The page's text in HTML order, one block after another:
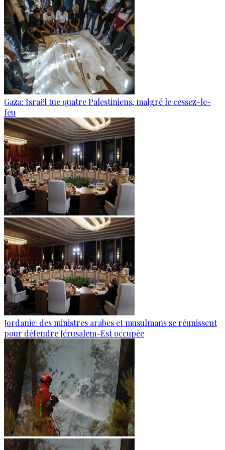
Gaza: Israël tue quatre Palestiniens, malgré le cessez-le-
feu
Jordanie: des ministres arabes et musulmans se réunissent
pour défendre Jérusalem-Est occupée